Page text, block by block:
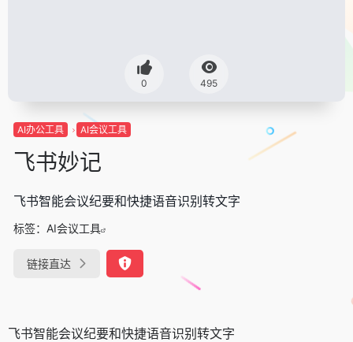
0 495
AI办公工具 AI会议工具
飞书妙记
飞书智能会议纪要和快捷语音识别转文字
标签： AI会议工具
链接直达
飞书智能会议纪要和快捷语音识别转文字